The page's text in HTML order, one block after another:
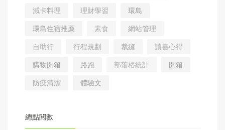
減卡料理
理財學習
環島
環島住宿推薦
素食
網站管理
自助行
行程規劃 裁縫
讀書心得
購物開箱
路跑 部落格統計
開箱
防疫清潔
體驗文
總點閱數